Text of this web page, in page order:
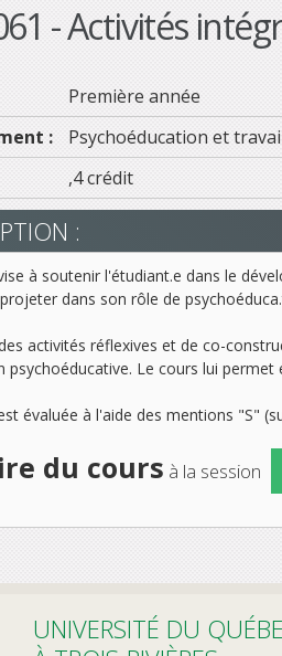
- Activités
Première année
:
Psychoéducation et
,4 crédit
:
à soutenir l'étudiant.e dans le
dans son rôle de
activités réflexives et de co-
psychoéducative. Le cours lui
évaluée à l'aide des mentions "S"
du cours à la session
UNIVERSITÉ DU